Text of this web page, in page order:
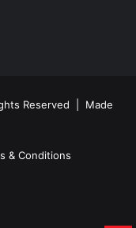
Reserved | Made
& Conditions